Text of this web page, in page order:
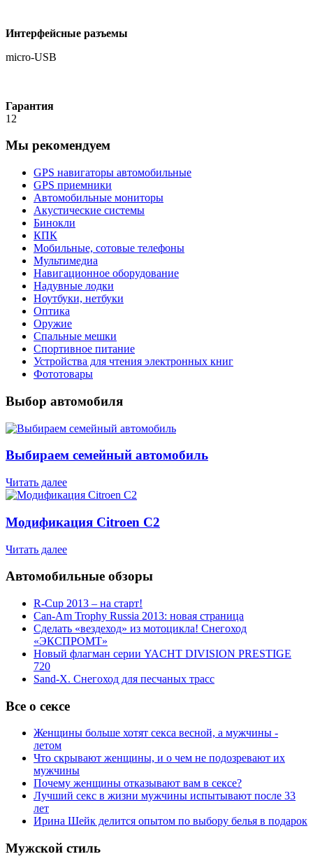
Интерфейсные разъемы
micro-USB
Гарантия
12
Мы рекомендуем
GPS навигаторы автомобильные
GPS приемники
Автомобильные мониторы
Акустические системы
Бинокли
КПК
Мобильные, сотовые телефоны
Мультимедиа
Навигационное оборудование
Надувные лодки
Ноутбуки, нетбуки
Оптика
Оружие
Спальные мешки
Спортивное питание
Устройства для чтения электронных книг
Фототовары
Выбор автомобиля
Выбираем семейный автомобиль
Читать далее
Модификация Citroen С2
Читать далее
Автомобильные обзоры
R-Cup 2013 – на старт!
Can-Am Trophy Russia 2013: новая страница
Сделать «вездеход» из мотоцикла! Снегоход
«ЭКСПРОМТ»
Новый флагман серии YACHT DIVISION PRESTIGE
720
Sand-X. Снегоход для песчаных трасс
Все о сексе
Женщины больше хотят секса весной, а мужчины -
летом
Что скрывают женщины, и о чем не подозревают их
мужчины
Почему женщины отказывают вам в сексе?
Лучший секс в жизни мужчины испытывают после 33
лет
Ирина Шейк делится опытом по выбору белья в подарок
Мужской стиль